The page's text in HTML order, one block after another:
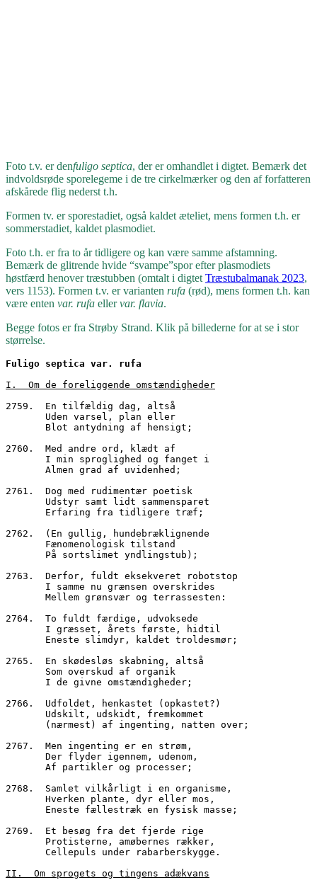
Foto t.v. er denfuligo septica, der er omhandlet i digtet. Bemærk det
indvoldsrøde sporelegeme i de tre cirkelmærker og den af forfatteren
afskårede flig nederst t.h.
Formen tv. er sporestadiet, også kaldet æteliet, mens formen t.h. er
sommerstadiet, kaldet plasmodiet.
Foto t.h. er fra to år tidligere og kan være samme afstamning.
Bemærk de glitrende hvide “svampe”spor efter plasmodiets
høstfærd henover træstubben (omtalt i digtet Træstubalmanak 2023,
vers 1153). Formen t.v. er varianten rufa (rød), mens formen t.h. kan
være enten var. rufa ellervar. flavia.
Begge fotos er fra Strøby Strand. Klik på billederne for at se i stor
størrelse.
Fuligo septica var. rufa
I.  Om de foreliggende omstændigheder
2759.  En tilfældig dag, altså
       Uden varsel, plan eller
       Blot antydning af hensigt;
2760.  Med andre ord, klædt af
       I min sproglighed og fanget i
       Almen grad af uvidenhed;
2761.  Dog med rudimentær poetisk
       Udstyr samt lidt sammensparet
       Erfaring fra tidligere træf;
2762.  (En gullig, hundebræklignende
       Fænomenologisk tilstand
       På sortslimet yndlingstub);
2763.  Derfor, fuldt eksekveret robotstop
       I samme nu grænsen overskrides
       Mellem grønsvær og terrassesten:
2764.  To fuldt færdige, udvoksede
       I græsset, årets første, hidtil
       Eneste slimdyr, kaldet troldesmør;
2765.  En skødesløs skabning, altså
       Som overskud af organik
       I de givne omstændigheder;
2766.  Udfoldet, henkastet (opkastet?)
       Udskilt, udskidt, fremkommet
       (nærmest) af ingenting, natten over;
2767.  Men ingenting er en strøm,
       Der flyder igennem, udenom,
       Af partikler og processer;
2768.  Samlet vilkårligt i en organisme,
       Hverken plante, dyr eller mos,
       Eneste fællestræk en fysisk masse;
2769.  Et besøg fra det fjerde rige
       Protisterne, amøbernes rækker,
       Cellepuls under rabarberskygge.
II.  Om sprogets og tingens adækvans